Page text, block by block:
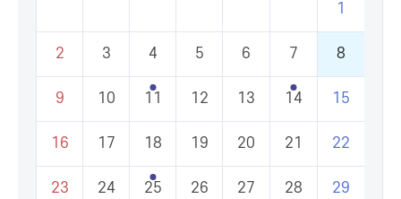
1
2 3 4 5 6 7 8
9 10 11 12 13 14 15
16 17 18 19 20 21 22
23 24 25 26 27 28 29